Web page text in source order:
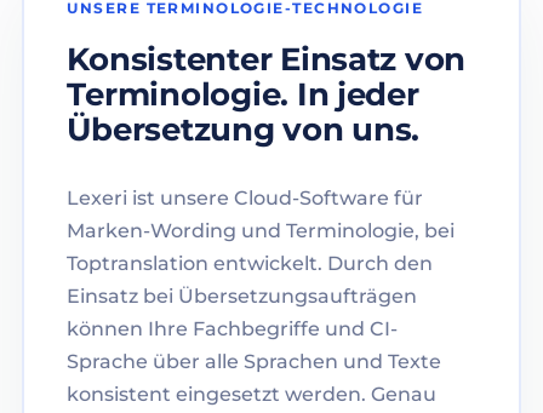
UNSERE TERMINOLOGIE-TECHNOLOGIE
Konsistenter Einsatz von
Terminologie. In jeder
Übersetzung von uns.
Lexeri ist unsere Cloud-Software für
Marken-Wording und Terminologie, bei
Toptranslation entwickelt. Durch den
Einsatz bei Übersetzungsaufträgen
können Ihre Fachbegriffe und CI-
Sprache über alle Sprachen und Texte
konsistent eingesetzt werden. Genau